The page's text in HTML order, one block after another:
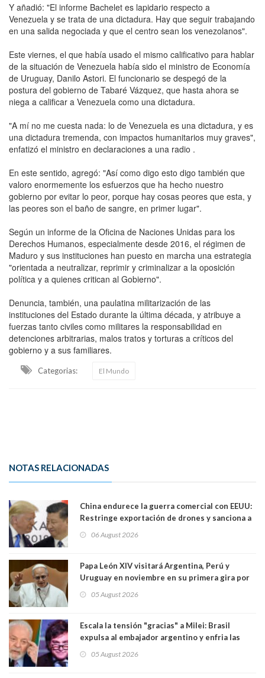
Y añadió: "El informe Bachelet es lapidario respecto a
Venezuela y se trata de una dictadura. Hay que seguir trabajando
en una salida negociada y que el centro sean los venezolanos".
Este viernes, el que había usado el mismo calificativo para hablar
de la situación de Venezuela había sido el ministro de Economía
de Uruguay, Danilo Astori. El funcionario se despegó de la
postura del gobierno de Tabaré Vázquez, que hasta ahora se
niega a calificar a Venezuela como una dictadura.
"A mí no me cuesta nada: lo de Venezuela es una dictadura, y es
una dictadura tremenda, con impactos humanitarios muy graves",
enfatizó el ministro en declaraciones a una radio .
En este sentido, agregó: "Así como digo esto digo también que
valoro enormemente los esfuerzos que ha hecho nuestro
gobierno por evitar lo peor, porque hay cosas peores que esta, y
las peores son el baño de sangre, en primer lugar".
Según un informe de la Oficina de Naciones Unidas para los
Derechos Humanos, especialmente desde 2016, el régimen de
Maduro y sus instituciones han puesto en marcha una estrategia
"orientada a neutralizar, reprimir y criminalizar a la oposición
política y a quienes critican al Gobierno".
Denuncia, también, una paulatina militarización de las
instituciones del Estado durante la última década, y atribuye a
fuerzas tanto civiles como militares la responsabilidad en
detenciones arbitrarias, malos tratos y torturas a críticos del
gobierno y a sus familiares.
Categorias: El Mundo
NOTAS RELACIONADAS
China endurece la guerra comercial con EEUU:
Restringe exportación de drones y sanciona a
06 August 2026
Papa León XIV visitará Argentina, Perú y
Uruguay en noviembre en su primera gira por
05 August 2026
Escala la tensión "gracias" a Milei: Brasil
expulsa al embajador argentino y enfria las
trasandino
05 August 2026